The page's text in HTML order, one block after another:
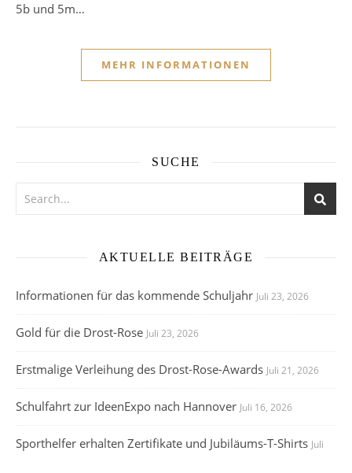
5b und 5m…
MEHR INFORMATIONEN
SUCHE
AKTUELLE BEITRÄGE
Informationen für das kommende Schuljahr Juli 23, 2026
Gold für die Drost-Rose Juli 23, 2026
Erstmalige Verleihung des Drost-Rose-Awards Juli 21, 2026
Schulfahrt zur IdeenExpo nach Hannover Juli 16, 2026
Sporthelfer erhalten Zertifikate und Jubiläums-T-Shirts Juli